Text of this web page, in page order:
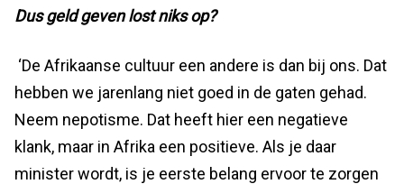
Dus geld geven lost niks op?
‘De Afrikaanse cultuur een andere is dan bij ons. Dat
hebben we jarenlang niet goed in de gaten gehad.
Neem nepotisme. Dat heeft hier een negatieve
klank, maar in Afrika een positieve. Als je daar
minister wordt, is je eerste belang ervoor te zorgen